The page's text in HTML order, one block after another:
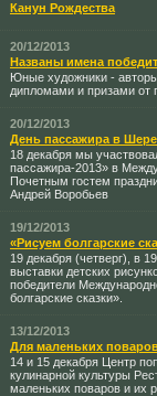
Канун Рождества
20/12/2013
Названы имена
Юные художники -
дипломами и призами от
20/12/2013
День пассажира в
18 декабря мы
пассажира-2013» в
Почетным гостем
Андрей Воробьев
19/12/2013
«Рисуем болгарские
19 декабря (четверг), в
выставки детских
победители
болгарские сказки».
13/12/2013
Для маленьких
14 и 15 декабря Центр
кулинарной культуры
маленьких поваров и их